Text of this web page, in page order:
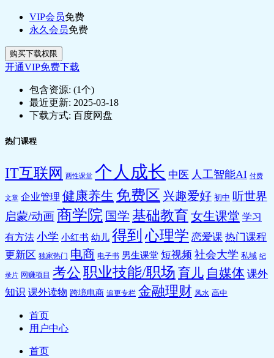
VIP会员免费
永久会员免费
购买下载权限
开通VIP免费下载
包含资源: (1个)
最近更新: 2025-03-18
下载方式: 百度网盘
热门课程
IT互联网 两性课堂 个人成长 中医 人工智能AI 付费
文章 企业管理 健康养生 免费区 兴趣爱好 初中 听世界
启蒙/动画商学院 国学 基础教育 女生课堂 学习
有方法 小学 小红书 幼儿 得到 心理学 恋爱课 热门课程
更新区 独家热门 电商 电子书 男生课堂 短视频 社会大学 私域 纪
录片 网赚项目 考公 职业技能/职场 育儿 自媒体 课外
知识 课外读物 跨境电商 追更专栏 金融理财 风水 高中
首页
用户中心
首页